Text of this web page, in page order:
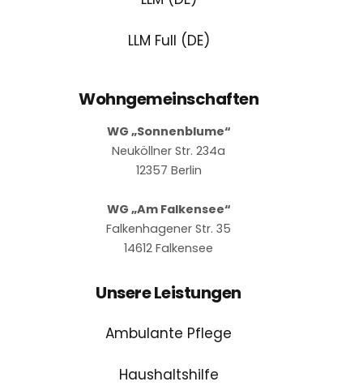
LLM Full (DE)
Wohngemeinschaften
WG „Sonnenblume“
Neuköllner Str. 234a
12357 Berlin
WG „Am Falkensee“
Falkenhagener Str. 35
14612 Falkensee
Unsere Leistungen
Ambulante Pflege
Haushaltshilfe